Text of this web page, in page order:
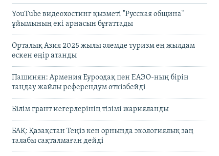
YouTube видеохостинг қызметі "Русская община"
ұйымының екі арнасын бұғаттады
Орталық Азия 2025 жылы әлемде туризм ең жылдам
өскен өңір атанды
Пашинян: Армения Еуроодақ пен ЕАЭО-ның бірін
таңдау жайлы референдум өткізбейді
Білім грант иегерлерінің тізімі жарияланды
БАҚ: Қазақстан Теңіз кен орнында экологиялық заң
талабы сақталмаған дейді